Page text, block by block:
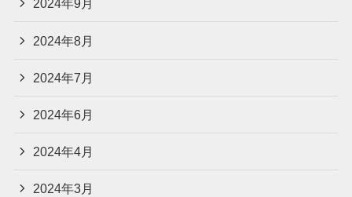
2024年9月
2024年8月
2024年7月
2024年6月
2024年4月
2024年3月